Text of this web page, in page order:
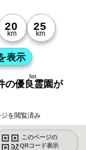
の優良霊園が
を閲覧済み
このページの
QRコード表示
list